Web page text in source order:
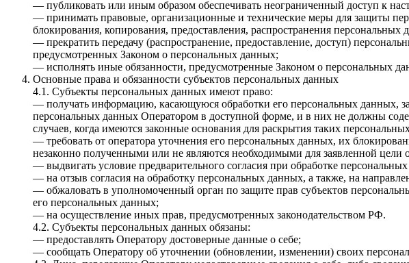
— публиковать или иным образом обеспечивать неограниченный доступ к
— принимать правовые, организационные и технические меры для защиты
блокирования, копирования, предоставления, распространения
— прекратить передачу (распространение, предоставление, доступ)
предусмотренных Законом о персональных данных;
— исполнять иные обязанности, предусмотренные Законом о персональных
Основные права и обязанности субъектов персональных данных
4.1. Субъекты персональных данных имеют право:
— получать информацию, касающуюся обработки его персональных данных,
персональных данных Оператором в доступной форме, и в них не должны
случаев, когда имеются законные основания для раскрытия таких
— требовать от оператора уточнения его персональных данных, их
незаконно полученными или не являются необходимыми для заявленной
— выдвигать условие предварительного согласия при обработке
— на отзыв согласия на обработку персональных данных, а также, на
— обжаловать в уполномоченный орган по защите прав субъектов
его персональных данных;
— на осуществление иных прав, предусмотренных законодательством РФ.
4.2. Субъекты персональных данных обязаны:
— предоставлять Оператору достоверные данные о себе;
— сообщать Оператору об уточнении (обновлении, изменении) своих